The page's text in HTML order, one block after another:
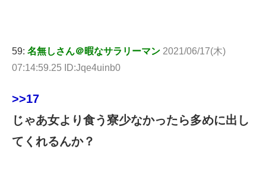
59: 名無しさん＠暇なサラリーマン 2021/06/17(木)
07:14:59.25 ID:Jqe4uinb0
>>17
じゃあ女より食う寮少なかったら多めに出し
てくれるんか？